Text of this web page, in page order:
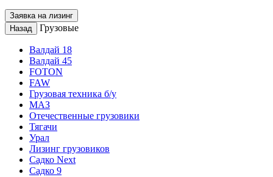
Заявка на лизинг
Назад
Грузовые
Валдай 18
Валдай 45
FOTON
FAW
Грузовая техника б/у
МАЗ
Отечественные грузовики
Тягачи
Урал
Лизинг грузовиков
Садко Next
Садко 9